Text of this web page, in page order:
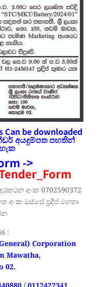
Can be downloaded
අයදුම්පතපහතින්
->
අංක 0702590372
අංක ඔස්සේ ප්‍රදීප් මහතා
:
Corporation
Mawatha,
02.
/ 0112422341